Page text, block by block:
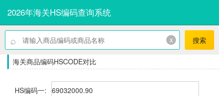
2026年海关HS编码查询系统
⌕ x 搜索
海关商品编码HSCODE对比
HS编码一: